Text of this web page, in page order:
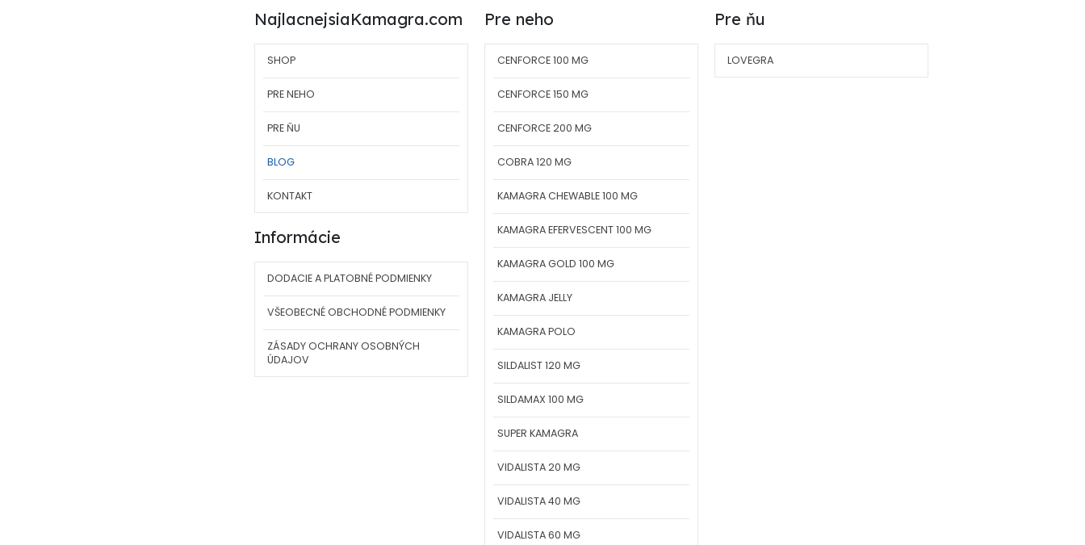
NajlacnejsiaKamagra.com
SHOP
PRE NEHO
PRE ŇU
BLOG
KONTAKT
Informácie
DODACIE A PLATOBNÉ PODMIENKY
VŠEOBECNÉ OBCHODNÉ PODMIENKY
ZÁSADY OCHRANY OSOBNÝCH
ÚDAJOV
Pre neho
CENFORCE 100 MG
CENFORCE 150 MG
CENFORCE 200 MG
COBRA 120 MG
KAMAGRA CHEWABLE 100 MG
KAMAGRA EFERVESCENT 100 MG
KAMAGRA GOLD 100 MG
KAMAGRA JELLY
KAMAGRA POLO
SILDALIST 120 MG
SILDAMAX 100 MG
SUPER KAMAGRA
VIDALISTA 20 MG
VIDALISTA 40 MG
VIDALISTA 60 MG
Pre ňu
LOVEGRA